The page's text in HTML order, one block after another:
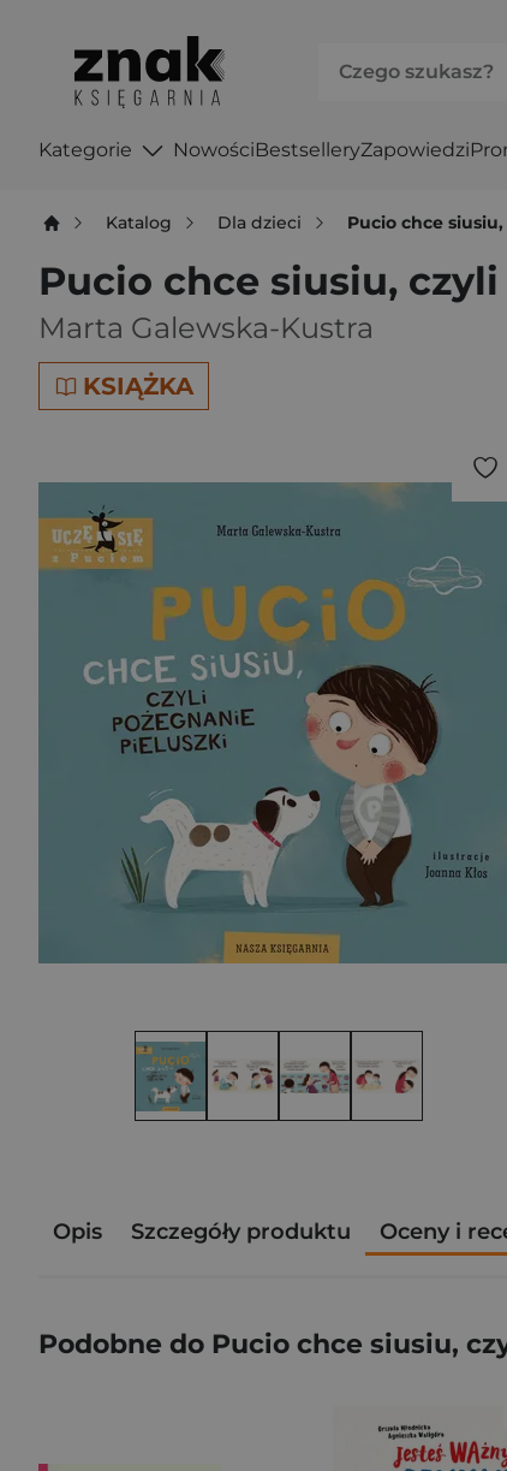
Kategorie NowościBestselleryZapowiedzi
Katalog Dla dzieci Pucio chce
Pucio chce siusiu,
Marta Galewska-Kustra
KSIĄŻKA
Opis Szczegóły produktu Oceny i
Podobne do Pucio chce siusiu,